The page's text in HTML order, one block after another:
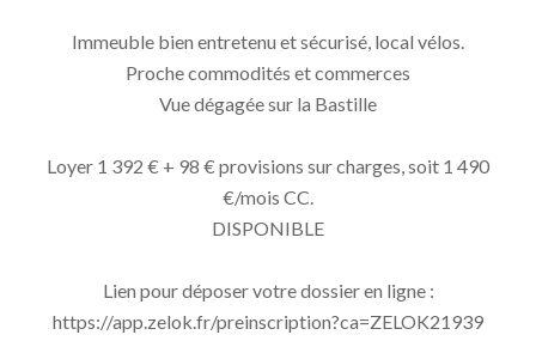
Immeuble bien entretenu et sécurisé, local vélos.
Proche commodités et commerces
Vue dégagée sur la Bastille
Loyer 1 392 € + 98 € provisions sur charges, soit 1 490
€/mois CC.
DISPONIBLE
Lien pour déposer votre dossier en ligne :
https://app.zelok.fr/preinscription?ca=ZELOK21939